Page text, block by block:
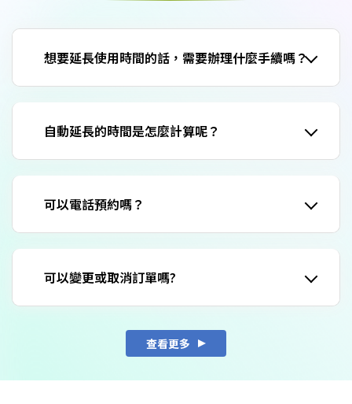
想要延長使用時間的話，需要辦理什麼手續嗎？
自動延長的時間是怎麼計算呢？
可以電話預約嗎？
可以變更或取消訂單嗎?
查看更多